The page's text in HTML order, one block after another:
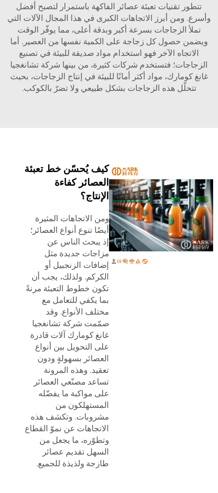
تقنيات تعبئة عصائر الفاكهة باستمرار لتصبح أفضل
ومن أبرز الاتجاهات الكبرى في هذا المجال الآلات التي
الزجاجات بسرعة أكبر وبدقة أعلى، مما يوفّر الوقت
حصول كل زجاجة على الكمية نفسها من العصير. أما
الآخر فهو استخدام مواد صديقة للبيئة في تصنيع
فتستخدم شركات كثيرة، من بينها شركة تشانغجيا
كومارك، مواد أكثر أمانًا للبيئة في إنتاج الزجاجات، بحيث
تتحلّل هذه الزجاجات بشكل طبيعي ولا تضرّ بالكوكب.
كيف يُحسّن خط تعبئة
العصائر كفاءة
الإنتاج؟
ومن الاتجاهات المثيرة
أيضًا تنوع أنواع العصائر؛
إذ يبحث الناس عن
مزاجات جديدة مثل
إضافات الزنجبيل أو
الكركم. ولذلك، يجب أن
تكون خطوط التعبئة مرنةً
بما يكفي للتعامل مع
مختلف الأنواع. وقد
صمّمت شركة تشانغجيا
غانغ كومارك آلات قادرة
على التحويل بين أنواع
العصائر بسهولةٍ ودون
تعقيد. وهذه المرونة
تساعد مصنّعي العصائر
على مواكبة ما يفضّله
المستهلكون من
مشروبات. وتكشف هذه
الاتجاهات عن نموّ القطاع
وتطوّره، ما يجعل من
السهل تقديم عصائر
طازجة ولذيذة للجميع.